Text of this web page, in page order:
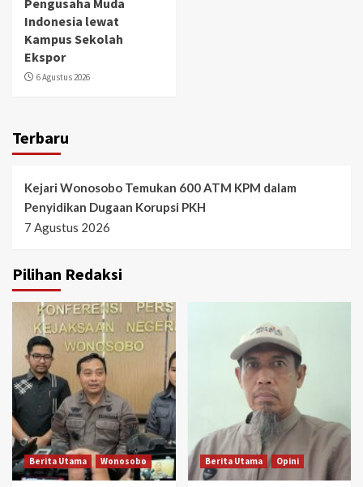
Pengusaha Muda
Indonesia lewat
Kampus Sekolah
Ekspor
6 Agustus 2026
Terbaru
Kejari Wonosobo Temukan 600 ATM KPM dalam
Penyidikan Dugaan Korupsi PKH
7 Agustus 2026
Pilihan Redaksi
Berita Utama Wonosobo Berita Utama Opini